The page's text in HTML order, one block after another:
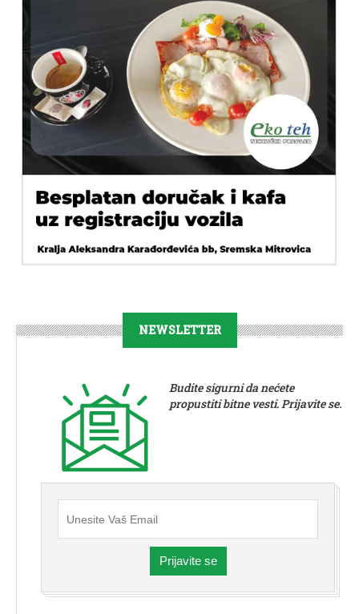
NEWSLETTER
Budite sigurni da nećete
propustiti bitne vesti. Prijavite se.
Prijavite se